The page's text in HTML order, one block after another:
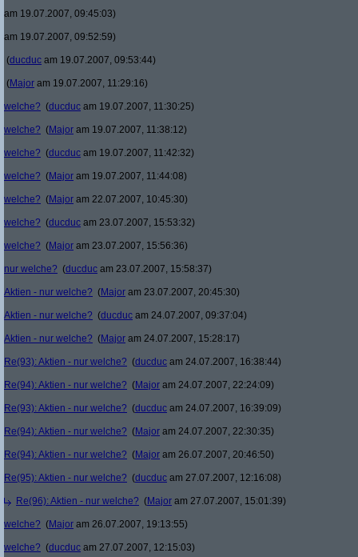
am 19.07.2007, 09:45:03)
am 19.07.2007, 09:52:59)
(ducduc am 19.07.2007, 09:53:44)
(Major am 19.07.2007, 11:29:16)
welche? (ducduc am 19.07.2007, 11:30:25)
welche? (Major am 19.07.2007, 11:38:12)
welche? (ducduc am 19.07.2007, 11:42:32)
welche? (Major am 19.07.2007, 11:44:08)
welche? (Major am 22.07.2007, 10:45:30)
welche? (ducduc am 23.07.2007, 15:53:32)
welche? (Major am 23.07.2007, 15:56:36)
nur welche? (ducduc am 23.07.2007, 15:58:37)
Aktien - nur welche? (Major am 23.07.2007, 20:45:30)
Aktien - nur welche? (ducduc am 24.07.2007, 09:37:04)
Aktien - nur welche? (Major am 24.07.2007, 15:28:17)
Re(93): Aktien - nur welche? (ducduc am 24.07.2007, 16:38:44)
Re(94): Aktien - nur welche? (Major am 24.07.2007, 22:24:09)
Re(93): Aktien - nur welche? (ducduc am 24.07.2007, 16:39:09)
Re(94): Aktien - nur welche? (Major am 24.07.2007, 22:30:35)
Re(94): Aktien - nur welche? (Major am 26.07.2007, 20:46:50)
Re(95): Aktien - nur welche? (ducduc am 27.07.2007, 12:16:08)
Re(96): Aktien - nur welche? (Major am 27.07.2007, 15:01:39)
welche? (Major am 26.07.2007, 19:13:55)
welche? (ducduc am 27.07.2007, 12:15:03)